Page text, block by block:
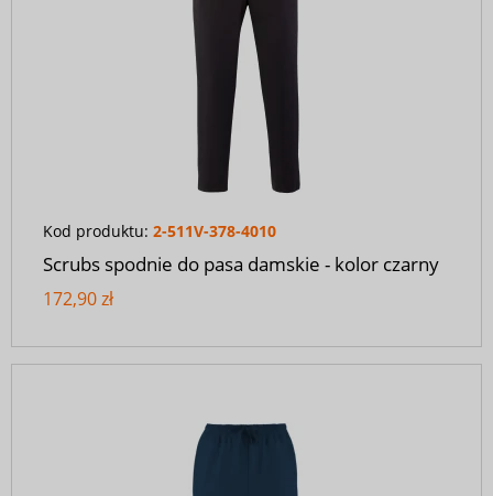
Kod produktu: 2-511V-378-4010
Scrubs spodnie do pasa damskie - kolor czarny
172,90 zł